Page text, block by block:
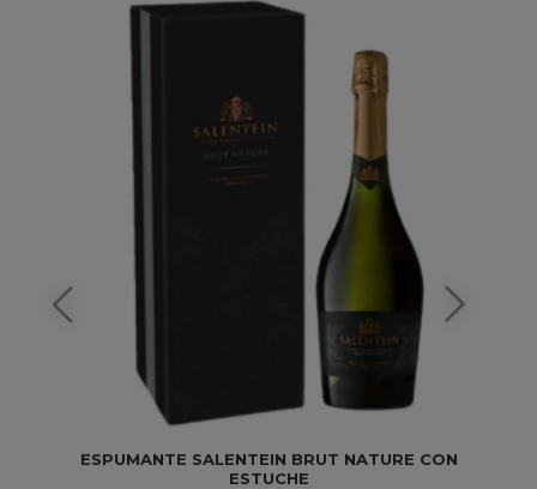
ESPUMANTE SALENTEIN BRUT NATURE CON
ESTUCHE